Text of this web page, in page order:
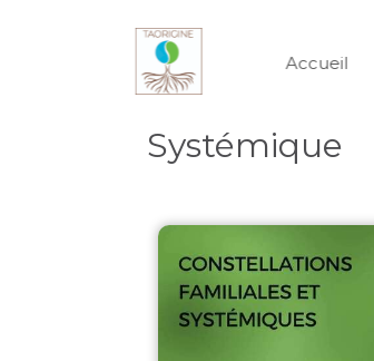
Accueil
Systémique